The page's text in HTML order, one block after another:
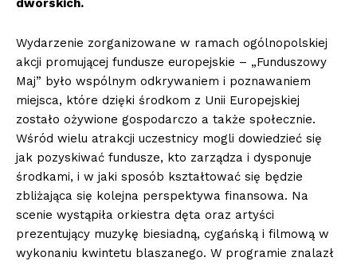
dworskich.
Wydarzenie zorganizowane w ramach ogólnopolskiej
akcji promującej fundusze europejskie – „Funduszowy
Maj” było wspólnym odkrywaniem i poznawaniem
miejsca, które dzięki środkom z Unii Europejskiej
zostało ożywione gospodarczo a także społecznie.
Wśród wielu atrakcji uczestnicy mogli dowiedzieć się
jak pozyskiwać fundusze, kto zarządza i dysponuje
środkami, i w jaki sposób kształtować się będzie
zbliżająca się kolejna perspektywa finansowa. Na
scenie wystąpiła orkiestra dęta oraz artyści
prezentujący muzykę biesiadną, cygańską i filmową w
wykonaniu kwintetu blaszanego. W programie znalazł